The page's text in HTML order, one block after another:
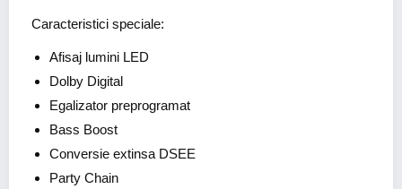
Caracteristici speciale:
Afisaj lumini LED
Dolby Digital
Egalizator preprogramat
Bass Boost
Conversie extinsa DSEE
Party Chain